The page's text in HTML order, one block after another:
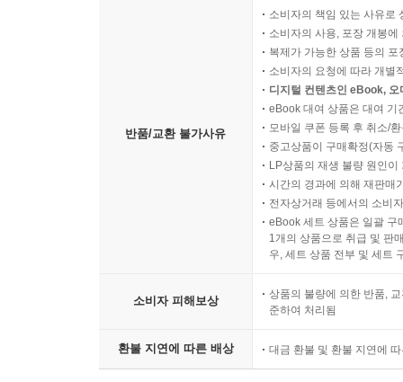
반품/교환 불가사유
소비자의 책임 있는 사유로
소비자의 사용, 포장 개봉
복제가 가능한 상품 등의
소비자의 요청에 따라 개별
디지털 컨텐츠인 eBook,
eBook 대여 상품은 대여 기
모바일 쿠폰 등록 후 취소/
중고상품이 구매확정(자동
LP상품의 재생 불량 원인
시간의 경과에 의해 재판매
전자상거래 등에서의 소비
eBook 세트 상품은 일괄 구
1개의 상품으로 취급 및 판
우, 세트 상품 전부 및 세트
소비자 피해보상
상품의 불량에 의한 반품,
준하여 처리됨
환불 지연에 따른 배상 대금 환불 및 환불 지연에